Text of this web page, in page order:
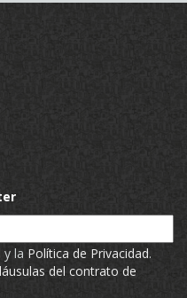
y la Política de Privacidad.
del contrato de